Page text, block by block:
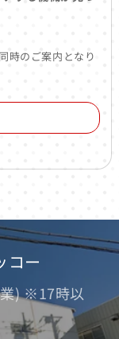
時のご案内となり
コー
) ※17時以